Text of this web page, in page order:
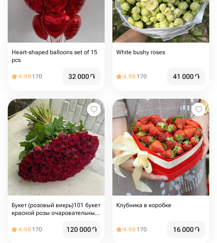
Heart-shaped balloons set of 15
pcs
4.98 170 32 000֏
White bushy roses
4.98 170 41 000֏
Букет (розовый вихрь)101 букет
красной розы очаровательные
4.98 170 120 000֏
Клубника в коробке
4.98 170 16 000֏